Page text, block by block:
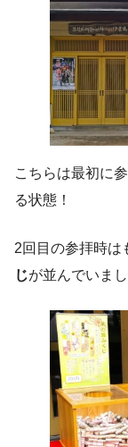
こちらは最初に
る状態！
2回目の参拝時は
じが並んでいまし